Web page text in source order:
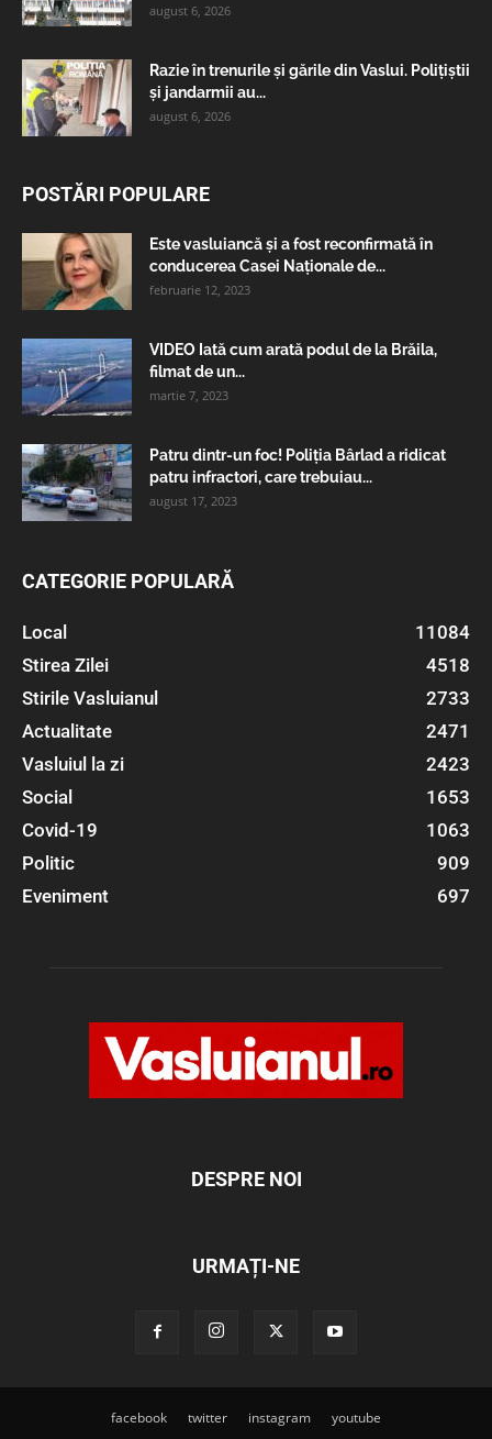
august 6, 2026
Razie în trenurile și gările din Vaslui. Polițiștii
și jandarmii au...
august 6, 2026
POSTĂRI POPULARE
Este vasluiancă și a fost reconfirmată în
conducerea Casei Naționale de...
februarie 12, 2023
VIDEO Iată cum arată podul de la Brăila,
filmat de un...
martie 7, 2023
Patru dintr-un foc! Poliția Bârlad a ridicat
patru infractori, care trebuiau...
august 17, 2023
CATEGORIE POPULARĂ
Local
11084
Stirea Zilei
4518
Stirile Vasluianul
2733
Actualitate
2471
Vasluiul la zi
2423
Social
1653
Covid-19
1063
Politic
909
Eveniment
697
DESPRE NOI
URMAȚI-NE
facebook twitter instagram youtube